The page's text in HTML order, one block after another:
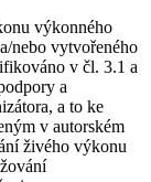
výkonného
nebo vytvořeného
v čl. 3.1 a
a
a to ke
v autorském
živého výkonu